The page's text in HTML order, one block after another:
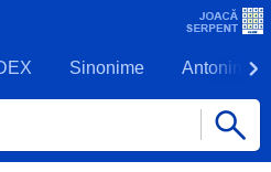
Sinonime Antonime